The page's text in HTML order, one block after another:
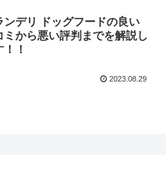
ンデリ ドッグフードの良い
ミから悪い評判までを解説し
！！
2023.08.29